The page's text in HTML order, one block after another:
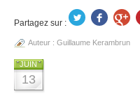
Partagez sur :
Auteur : Guillaume Kerambrun
JUIN
13